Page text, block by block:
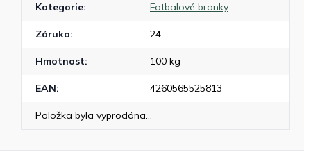
Kategorie: Fotbalové branky
Záruka: 24
Hmotnost: 100 kg
EAN: 4260565525813
Položka byla vyprodána…